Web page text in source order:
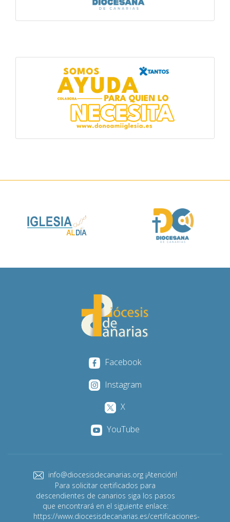
Facebook
Instagram
X
YouTube
info@diocesisdecanarias.org ¡Atención!
Para solicitar certificados para
descendientes de canarios siga los pasos
que encontrará en el siguiente enlace:
https://www.diocesisdecanarias.es/certificaciones-